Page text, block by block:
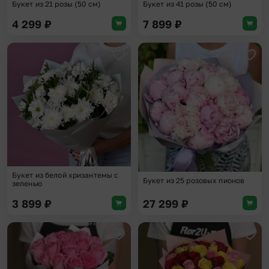
Букет из 21 розы (50 см)
4 299 ₽
Букет из 41 розы (50 см)
7 899 ₽
Добавить в избранное
Букет из белой хризантемы с
зеленью
3 899 ₽
Букет из 25 розовых пионов
27 299 ₽
Добавить в избранное